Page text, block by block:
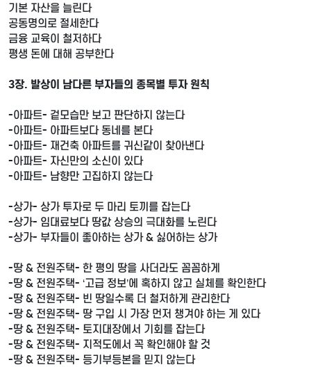
기본 자산을 늘린다
공동명의로 절세한다
금융 교육이 철저하다
평생 돈에 대해 공부한다
3장. 발상이 남다른 부자들의 종목별 투자 원칙
-아파트- 겉모습만 보고 판단하지 않는다
-아파트- 아파트보다 동네를 본다
-아파트- 재건축 아파트를 귀신같이 찾아낸다
-아파트- 자신만의 소신이 있다
-아파트- 남향만 고집하지 않는다
-상가- 상가 투자로 두 마리 토끼를 잡는다
-상가- 임대료보다 땅값 상승의 극대화를 노린다
-상가- 부자들이 좋아하는 상가 & 싫어하는 상가
-땅 & 전원주택- 한 평의 땅을 사더라도 꼼꼼하게
-땅 & 전원주택- ‘고급 정보’에 혹하지 않고 실체를 확인한다
-땅 & 전원주택- 빈 땅일수록 더 철저하게 관리한다
-땅 & 전원주택- 땅 구입 시 가장 먼저 챙겨야 하는 게 있다
-땅 & 전원주택- 토지대장에서 기회를 잡는다
-땅 & 전원주택- 지적도에서 꼭 확인해야 할 것
-땅 & 전원주택- 등기부등본을 믿지 않는다